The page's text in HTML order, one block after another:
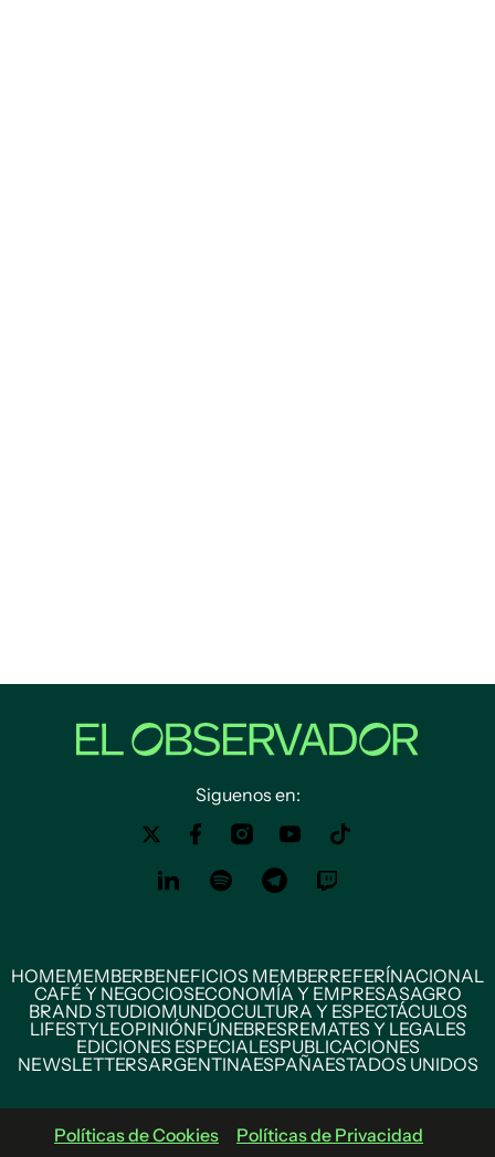
Siguenos en:
HOMEMEMBERBENEFICIOS MEMBERREFERÍNACIONAL
CAFÉ Y NEGOCIOSECONOMÍA Y EMPRESASAGRO
BRAND STUDIOMUNDOCULTURA Y ESPECTÁCULOS
LIFESTYLEOPINIÓNFÚNEBRESREMATES Y LEGALES
EDICIONES ESPECIALESPUBLICACIONES
NEWSLETTERSARGENTINAESPAÑAESTADOS UNIDOS
Políticas de Cookies Políticas de Privacidad